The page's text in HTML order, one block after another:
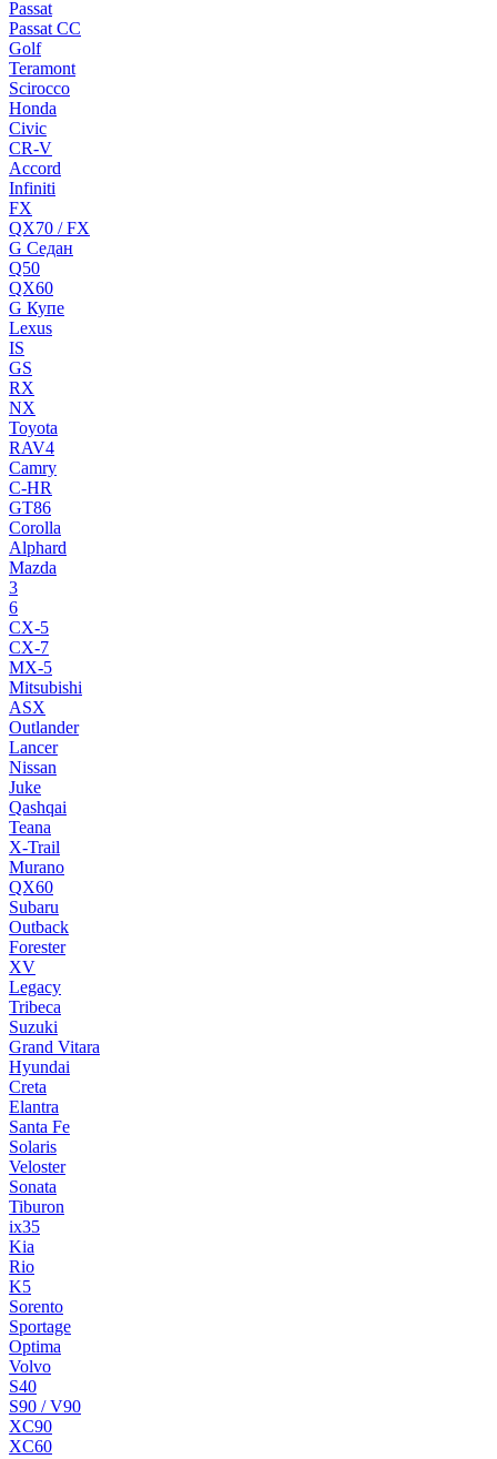
Passat
Passat CC
Golf
Teramont
Scirocco
Honda
Civic
CR-V
Accord
Infiniti
FX
QX70 / FX
G Cедан
Q50
QX60
G Купе
Lexus
IS
GS
RX
NX
Toyota
RAV4
Camry
C-HR
GT86
Corolla
Alphard
Mazda
3
6
CX-5
CX-7
MX-5
Mitsubishi
ASX
Outlander
Lancer
Nissan
Juke
Qashqai
Teana
X-Trail
Murano
QX60
Subaru
Outback
Forester
XV
Legacy
Tribeca
Suzuki
Grand Vitara
Hyundai
Creta
Elantra
Santa Fe
Solaris
Veloster
Sonata
Tiburon
ix35
Kia
Rio
K5
Sorento
Sportage
Optima
Volvo
S40
S90 / V90
XC90
XC60